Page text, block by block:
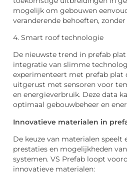
mogelijk om gebouwen
veranderende behoeften,
4. Smart roof technologie
De nieuwste trend in prefab
integratie van slimme
experimenteert met prefab plat
uitgerust met sensoren voor
en energieverbruik. Deze data
optimaal gebouwbeheer en
Innovatieve materialen in
De keuze van materialen speelt
prestaties en mogelijkheden
systemen. VS Prefab loopt
innovatieve materialen: